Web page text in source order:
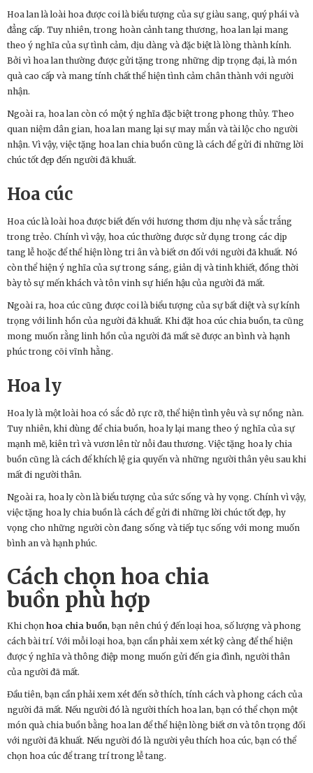
Hoa lan là loài hoa được coi là biểu tượng của sự giàu sang, quý phái và
đẳng cấp. Tuy nhiên, trong hoàn cảnh tang thương, hoa lan lại mang
theo ý nghĩa của sự tình cảm, dịu dàng và đặc biệt là lòng thành kính.
Bởi vì hoa lan thường được gửi tặng trong những dịp trọng đại, là món
quà cao cấp và mang tính chất thể hiện tình cảm chân thành với người
nhận.
Ngoài ra, hoa lan còn có một ý nghĩa đặc biệt trong phong thủy. Theo
quan niệm dân gian, hoa lan mang lại sự may mắn và tài lộc cho người
nhận. Vì vậy, việc tặng hoa lan chia buồn cũng là cách để gửi đi những lời
chúc tốt đẹp đến người đã khuất.
Hoa cúc
Hoa cúc là loài hoa được biết đến với hương thơm dịu nhẹ và sắc trắng
trong trẻo. Chính vì vậy, hoa cúc thường được sử dụng trong các dịp
tang lễ hoặc để thể hiện lòng tri ân và biết ơn đối với người đã khuất. Nó
còn thể hiện ý nghĩa của sự trong sáng, giản dị và tinh khiết, đồng thời
bày tỏ sự mến khách và tôn vinh sự hiền hậu của người đã mất.
Ngoài ra, hoa cúc cũng được coi là biểu tượng của sự bất diệt và sự kính
trọng với linh hồn của người đã khuất. Khi đặt hoa cúc chia buồn, ta cũng
mong muốn rằng linh hồn của người đã mất sẽ được an bình và hạnh
phúc trong cõi vĩnh hằng.
Hoa ly
Hoa ly là một loài hoa có sắc đỏ rực rỡ, thể hiện tình yêu và sự nồng nàn.
Tuy nhiên, khi dùng để chia buồn, hoa ly lại mang theo ý nghĩa của sự
mạnh mẽ, kiên trì và vươn lên từ nỗi đau thương. Việc tặng hoa ly chia
buồn cũng là cách để khích lệ gia quyến và những người thân yêu sau khi
mất đi người thân.
Ngoài ra, hoa ly còn là biểu tượng của sức sống và hy vọng. Chính vì vậy,
việc tặng hoa ly chia buồn là cách để gửi đi những lời chúc tốt đẹp, hy
vọng cho những người còn đang sống và tiếp tục sống với mong muốn
bình an và hạnh phúc.
Cách chọn hoa chia
buồn phù hợp
Khi chọn hoa chia buồn, bạn nên chú ý đến loại hoa, số lượng và phong
cách bài trí. Với mỗi loại hoa, bạn cần phải xem xét kỹ càng để thể hiện
được ý nghĩa và thông điệp mong muốn gửi đến gia đình, người thân
của người đã mất.
Đầu tiên, bạn cần phải xem xét đến sở thích, tính cách và phong cách của
người đã mất. Nếu người đó là người thích hoa lan, bạn có thể chọn một
món quà chia buồn bằng hoa lan để thể hiện lòng biết ơn và tôn trọng đối
với người đã khuất. Nếu người đó là người yêu thích hoa cúc, bạn có thể
chọn hoa cúc để trang trí trong lễ tang.